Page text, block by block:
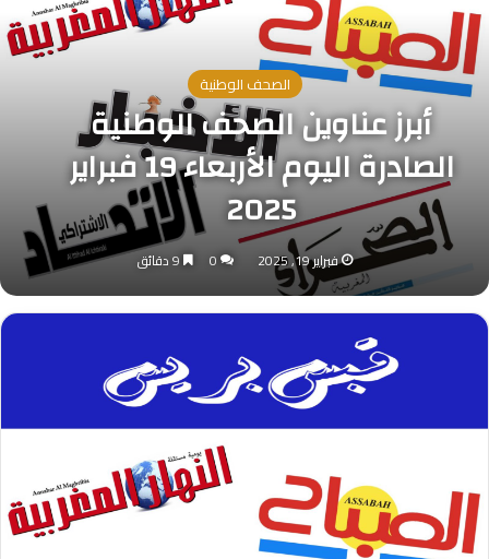
الصحف الوطنية
أبرز عناوين الصحف الوطنية
الصادرة اليوم الأربعاء 19 فبراير
2025
فبراير 19, 2025 0